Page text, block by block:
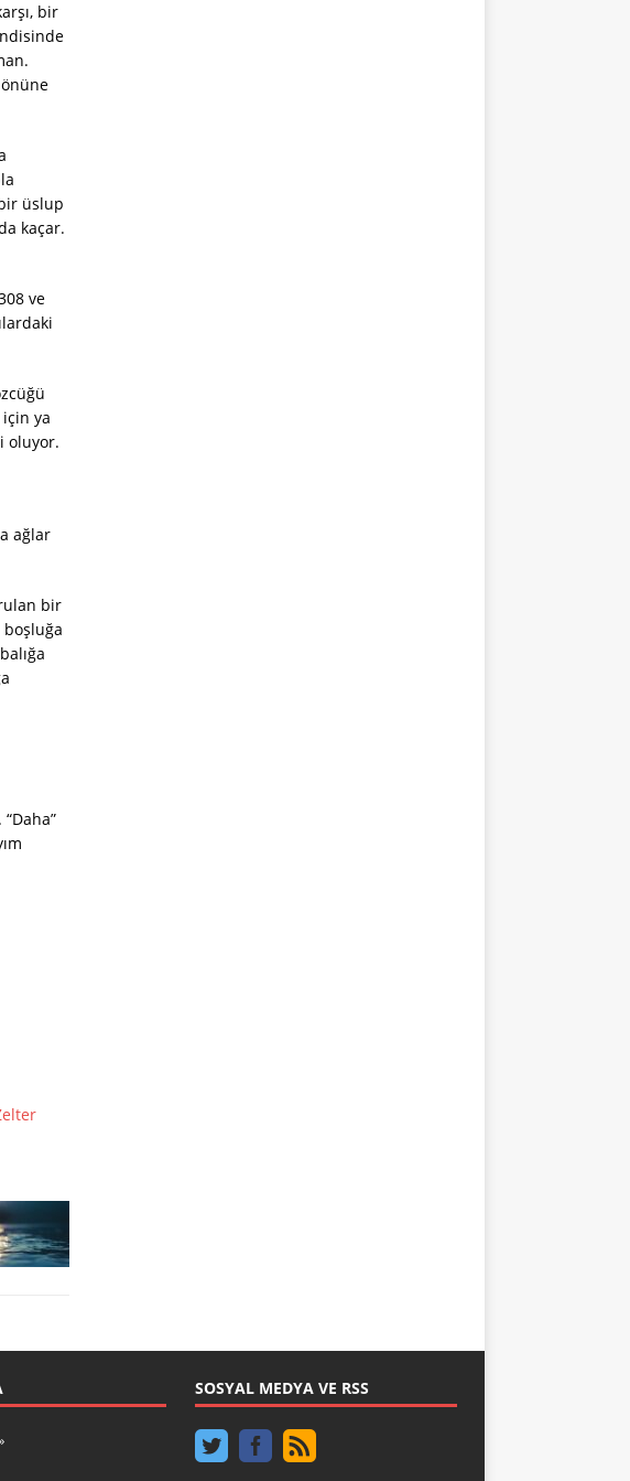
bir
üslup
kaçar.
ve
için ya
oluyor.
ağlar
bir
SOSYAL MEDYA VE RSS